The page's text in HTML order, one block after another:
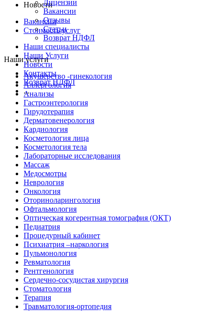
Лицензии
Вакансии
Отзывы
Статьи
Возврат НДФЛ
Наши специалисты
Наши Услуги
Новости
Контакты
Возврат НДФЛ
...
Новости
Вакансии
Стоимость услуг
Наши услуги
Акушерство -гинекология
Аллергология
Анализы
Гастроэнтерология
Гирудотерапия
Дерматовенерология
Кардиология
Косметология лица
Косметология тела
Лабораторные исследования
Массаж
Медосмотры
Неврология
Онкология
Оториноларингология
Офтальмология
Оптическая когерентная томография (ОКТ)
Педиатрия
Процедурный кабинет
Психиатрия –наркология
Пульмонология
Ревматология
Рентгенология
Сердечно-сосудистая хирургия
Стоматология
Терапия
Травматология-ортопедия